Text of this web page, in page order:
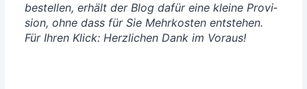
bestel­len, erhält der Blog dafür eine klei­ne Pro­vi­
si­on, ohne dass für Sie Mehr­kos­ten ent­ste­hen.
Für Ihren Klick: Herz­li­chen Dank im Voraus!